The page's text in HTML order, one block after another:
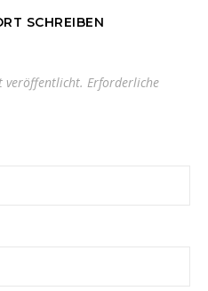
SCHREIBEN
veröffentlicht. Erforderliche